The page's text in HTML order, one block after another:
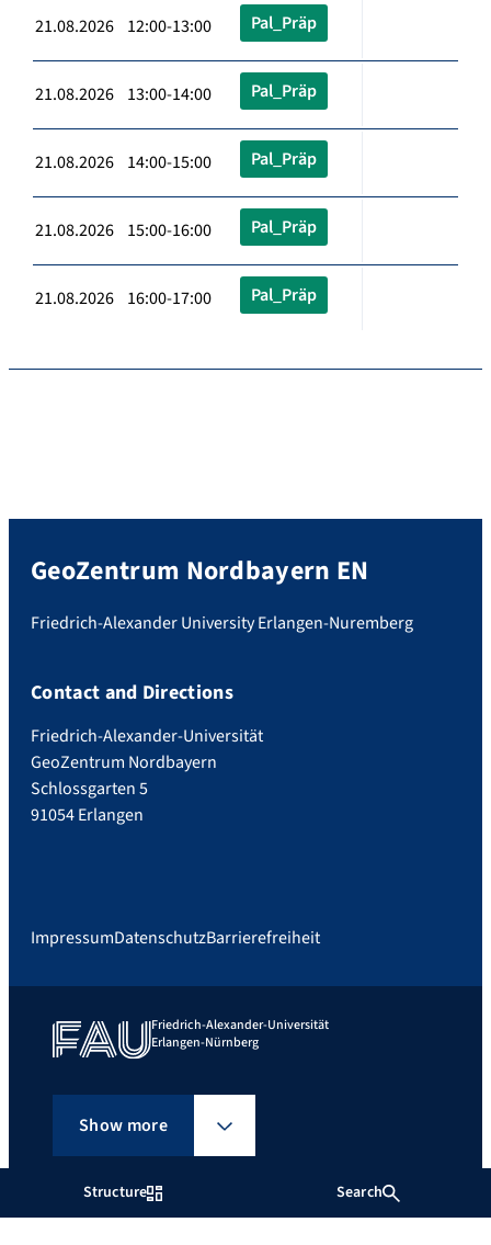
Structure Search
21.08.2026 12:00-13:00 Pal_Präp
21.08.2026 13:00-14:00 Pal_Präp
21.08.2026 14:00-15:00 Pal_Präp
21.08.2026 15:00-16:00 Pal_Präp
21.08.2026 16:00-17:00 Pal_Präp
GeoZentrum Nordbayern EN
Friedrich-Alexander University Erlangen-Nuremberg
Contact and Directions
Friedrich-Alexander-Universität
GeoZentrum Nordbayern
Schlossgarten 5
91054 Erlangen
ImpressumDatenschutzBarrierefreiheit
Friedrich-Alexander-Universität
Erlangen-Nürnberg
Show more